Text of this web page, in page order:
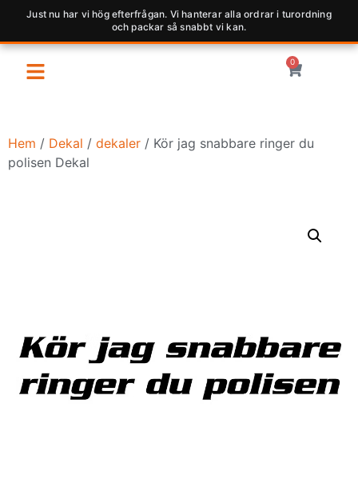
Just nu har vi hög efterfrågan. Vi hanterar alla ordrar i turordning
och packar så snabbt vi kan.
0
Hem / Dekal / dekaler / Kör jag snabbare ringer du
polisen Dekal